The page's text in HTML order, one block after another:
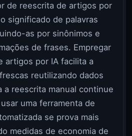
de reescrita de artigos por
significado de palavras
as por sinônimos e
de frases. Empregar
artigos por IA facilita a
reutilizando dados
a reescrita manual continue
uma ferramenta de
se prova mais
medidas de economia de